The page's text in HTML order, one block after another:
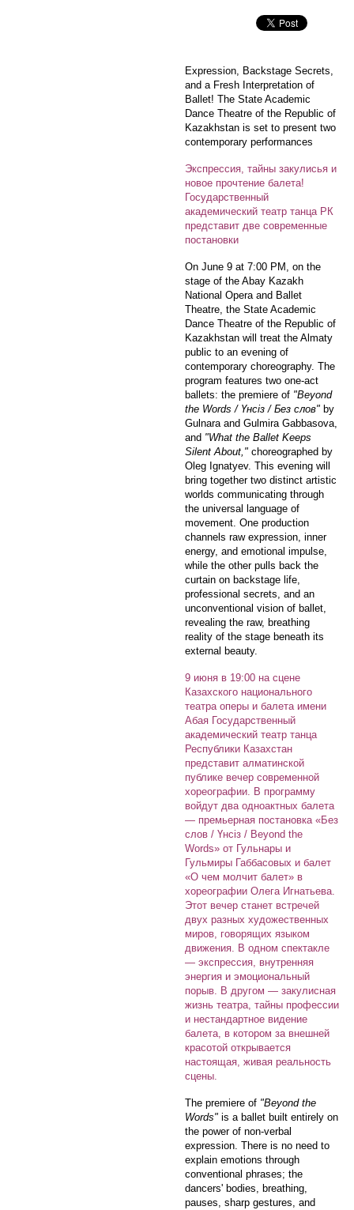
Expression, Backstage Secrets,
and a Fresh Interpretation of
Ballet! The State Academic
Dance Theatre of the Republic of
Kazakhstan is set to present two
contemporary performances
Экспрессия, тайны закулисья и
новое прочтение балета!
Государственный
академический театр танца РК
представит две современные
постановки
On June 9 at 7:00 PM, on the
stage of the Abay Kazakh
National Opera and Ballet
Theatre, the State Academic
Dance Theatre of the Republic of
Kazakhstan will treat the Almaty
public to an evening of
contemporary choreography. The
program features two one-act
ballets: the premiere of "Beyond
the Words / Үнсіз / Без слов" by
Gulnara and Gulmira Gabbasova,
and "What the Ballet Keeps
Silent About," choreographed by
Oleg Ignatyev. This evening will
bring together two distinct artistic
worlds communicating through
the universal language of
movement. One production
channels raw expression, inner
energy, and emotional impulse,
while the other pulls back the
curtain on backstage life,
professional secrets, and an
unconventional vision of ballet,
revealing the raw, breathing
reality of the stage beneath its
external beauty.
9 июня в 19:00 на сцене
Казахского национального
театра оперы и балета имени
Абая Государственный
академический театр танца
Республики Казахстан
представит алматинской
публике вечер современной
хореографии. В программу
войдут два одноактных балета
— премьерная постановка «Без
слов / Үнсіз / Beyond the
Words» от Гульнары и
Гульмиры Габбасовых и балет
«О чем молчит балет» в
хореографии Олега Игнатьева.
Этот вечер станет встречей
двух разных художественных
миров, говорящих языком
движения. В одном спектакле
— экспрессия, внутренняя
энергия и эмоциональный
порыв. В другом — закулисная
жизнь театра, тайны профессии
и нестандартное видение
балета, в котором за внешней
красотой открывается
настоящая, живая реальность
сцены.
The premiere of "Beyond the
Words" is a ballet built entirely on
the power of non-verbal
expression. There is no need to
explain emotions through
conventional phrases; the
dancers' bodies, breathing,
pauses, sharp gestures, and